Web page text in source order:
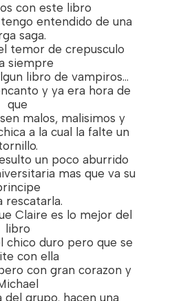
con este libro
entendido de una
saga.
temor de crepusculo
siempre
libro de vampiros...
y ya era hora de
que
malos, malisimos y
a la cual la falte un
un poco aburrido
mas que va su
rescatarla.
Claire es lo mejor del
libro
chico duro pero que se
con ella
con gran corazon y
del grupo, hacen una